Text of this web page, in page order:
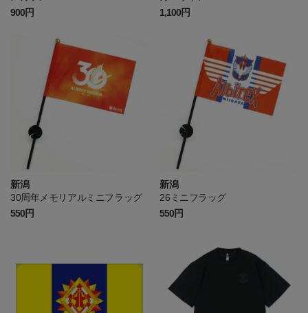
900円
1,100円
新潟
30周年メモリアルミニフラッグ
550円
新潟
26ミニフラッグ
550円